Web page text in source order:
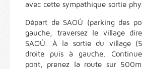
avec cette sympathique sortie
Départ de SAOÛ (parking des
gauche, traversez le village
SAOÛ. À la sortie du village
droite puis à gauche.
pont, prenez la route sur